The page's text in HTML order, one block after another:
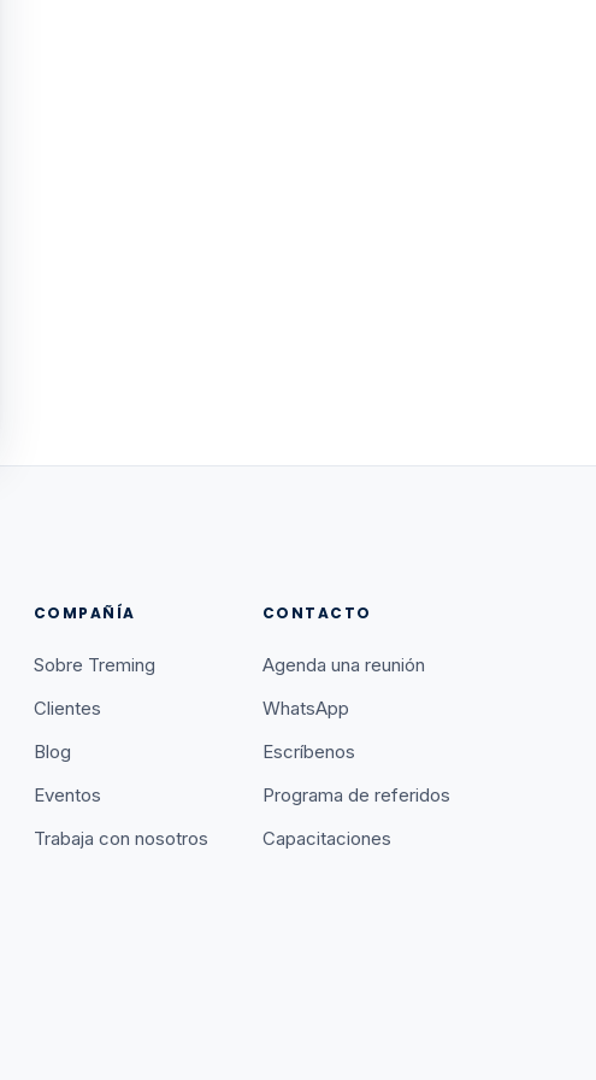
COMPAÑÍA
Sobre Treming
Clientes
Blog
Eventos
Trabaja con nosotros
CONTACTO
Agenda una reunión
WhatsApp
Escríbenos
Programa de referidos
Capacitaciones